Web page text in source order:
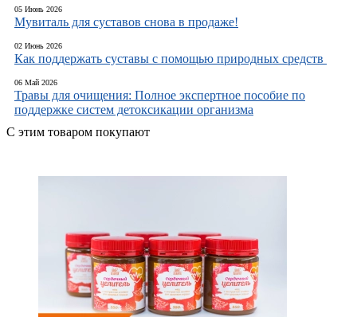
05 Июнь 2026
Мувиталь для суставов снова в продаже!
02 Июнь 2026
Как поддержать суставы с помощью природных средств
06 Май 2026
Травы для очищения: Полное экспертное пособие по
поддержке систем детоксикации организма
С этим товаром покупают